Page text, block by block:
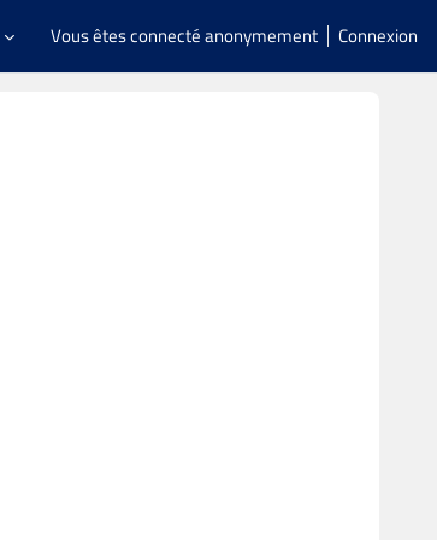
Vous êtes connecté anonymement Connexion